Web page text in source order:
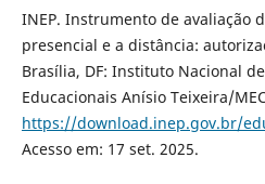
INEP. Instrumento de avaliação
presencial e a distância:
Brasília, DF: Instituto Nacional
Educacionais Anísio Teixeira/
https://download.inep.gov.br/
Acesso em: 17 set. 2025.